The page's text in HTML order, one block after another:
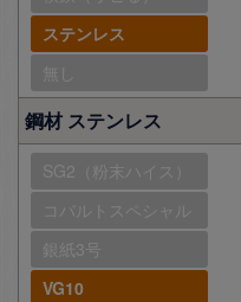
ステンレス
無し
鋼材 ステンレス
SG2（粉末ハイス）
コバルトスペシャル
銀紙3号
VG10